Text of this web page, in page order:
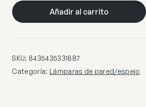
REDONDO
Ø120
Añadir al carrito
SKU: 8435435331887
Categoría: Lámparas de pared/espejo